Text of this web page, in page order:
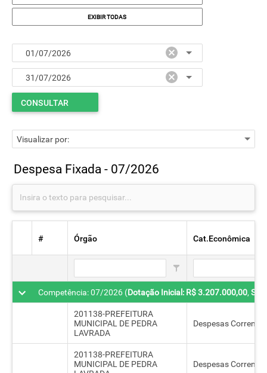
EXIBIR TODAS
CONSULTAR
Despesa Fixada - 07/2026
# Órgão Cat.Econômica
Competência: 07/2026 (Dotação Inicial: R$ 3.207.000,00,
201138-PREFEITURA
MUNICIPAL DE PEDRA
LAVRADA
Despesas Correntes
201138-PREFEITURA
MUNICIPAL DE PEDRA
Despesas Correntes